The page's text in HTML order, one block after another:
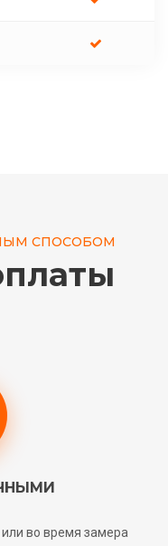
СПОСОБОМ
во время замера